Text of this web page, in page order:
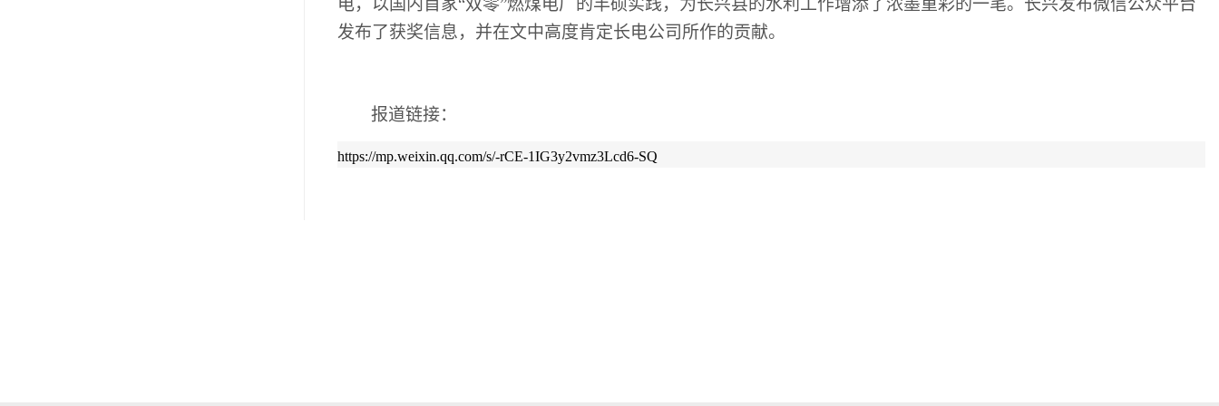
电，以国内首家“双零”燃煤电厂的丰硕实践，为长兴县的水利工作增添了浓墨重彩的一笔。长兴发布微信公众平台
发布了获奖信息，并在文中高度肯定长电公司所作的贡献。
报道链接：
https://mp.weixin.qq.com/s/-rCE-1IG3y2vmz3Lcd6-SQ